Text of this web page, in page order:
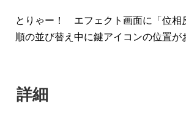
とりゃー！ エフェクト画面に「位
順の並び替え中に鍵アイコンの位置が
詳細